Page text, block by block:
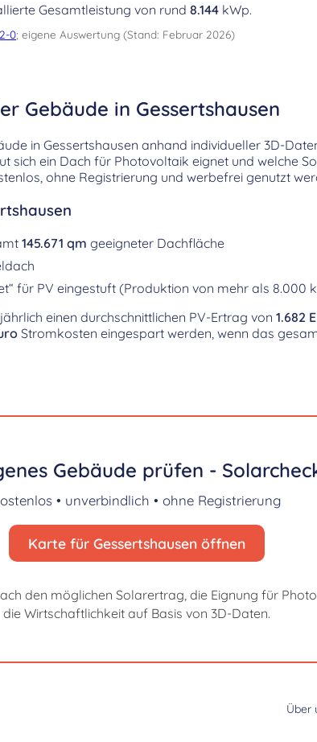
Gesamtleistung von rund 8.144 kWp.
0; eigene Auswertung (Stand: Februar 2026)
Gebäude in Gessertshausen
in Gessertshausen anhand individueller 3D-
sich ein Dach für Photovoltaik eignet und welche
ohne Registrierung und werbefrei genutzt
145.671 qm geeigneter Dachfläche
für PV eingestuft (Produktion von mehr als 8.000
einen durchschnittlichen PV-Ertrag von 1.682
Stromkosten eingespart werden, wenn das
Gebäude prüfen -
• unverbindlich • ohne Registrierung
Karte für Gessertshausen öffnen
den möglichen Solarertrag, die Eignung für
die Wirtschaftlichkeit auf Basis von 3D-Daten.
Über